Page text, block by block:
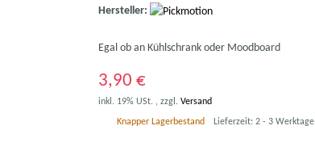
Hersteller:
Egal ob an Kühlschrank oder Moodboard
3,90 €
inkl. 19% USt. , zzgl. Versand
Knapper Lagerbestand
Lieferzeit: 2 - 3 Werktage